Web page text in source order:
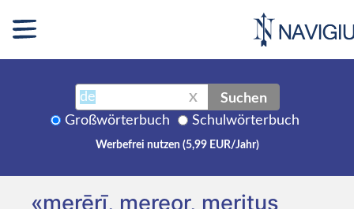
X Suchen
Großwörterbuch Schulwörterbuch
Werbefrei nutzen (5,99 EUR/Jahr)
«merērī, mereor, meritus